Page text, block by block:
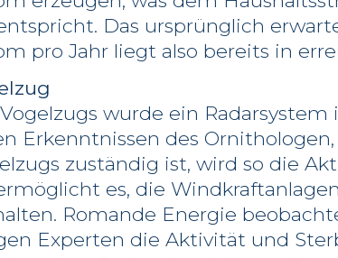
Das ursprünglich
pro Jahr liegt also bereits in
wurde ein
Erkenntnissen des
zuständig ist, wird so die
es, die
Romande Energie
Experten die Aktivität und